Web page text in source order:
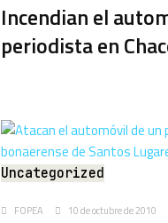
Incendian el
periodista en
Uncategorized
FOPEA 10 de octubre de 2010